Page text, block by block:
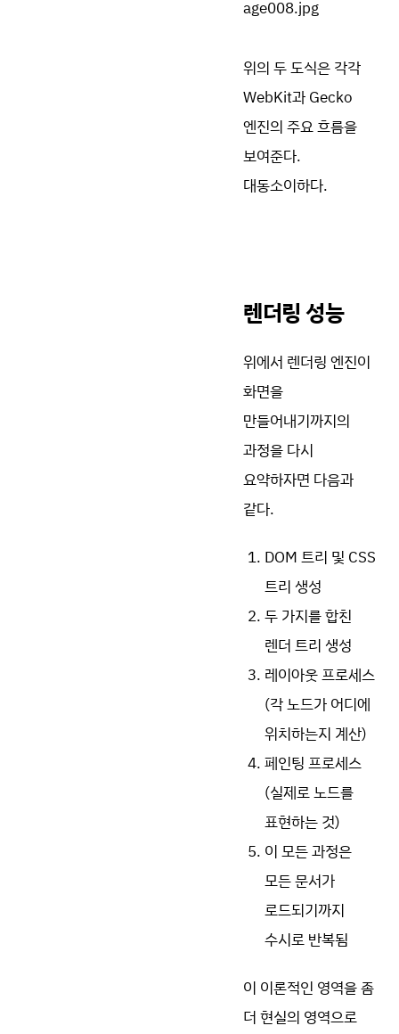
위의 두 도식은 각각
WebKit과 Gecko
엔진의 주요 흐름을
보여준다.
대동소이하다.
렌더링 성능
위에서 렌더링 엔진이
화면을
만들어내기까지의
과정을 다시
요약하자면 다음과
같다.
DOM 트리 및 CSS
트리 생성
두 가지를 합친
렌더 트리 생성
레이아웃 프로세스
(각 노드가 어디에
위치하는지 계산)
페인팅 프로세스
(실제로 노드를
표현하는 것)
이 모든 과정은
모든 문서가
로드되기까지
수시로 반복됨
이 이론적인 영역을 좀
더 현실의 영역으로